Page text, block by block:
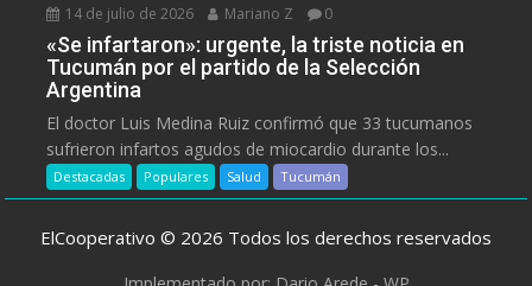
14 de julio de 2026 Mariano Z 0
«Se infartaron»: urgente, la triste noticia en
Tucumán por el partido de la Selección
Argentina
El doctor Luis Medina Ruiz confirmó que 33 tucumanos
sufrieron infartos agudos de miocardio durante los...
Destacadas Populares Salud Tucumán
ElCooperativo © 2026 Todos los derechos reservados